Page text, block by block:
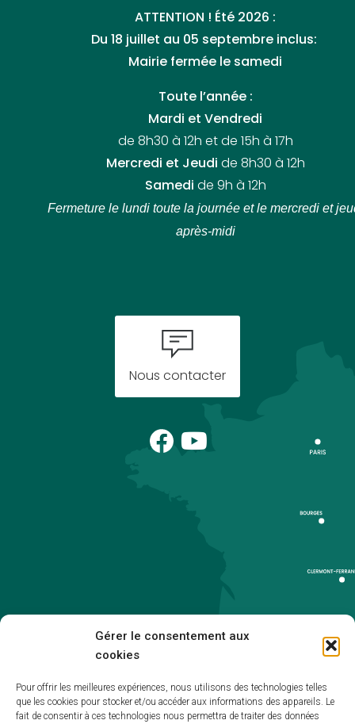
Gérer le consentement aux
cookies
Pour offrir les meilleures expériences, nous utilisons des technologies telles
que les cookies pour stocker et/ou accéder aux informations des appareils. Le
fait de consentir à ces technologies nous permettra de traiter des données
ATTENTION ! Été 2026 :
Du 18 juillet au 05 septembre inclus:
Mairie fermée le samedi
Toute l’année :
Mardi et Vendredi
de 8h30 à 12h et de 15h à 17h
Mercredi et Jeudi de 8h30 à 12h
Samedi de 9h à 12h
Fermeture le lundi toute la journée et le mercredi et
après-midi
Nous contacter